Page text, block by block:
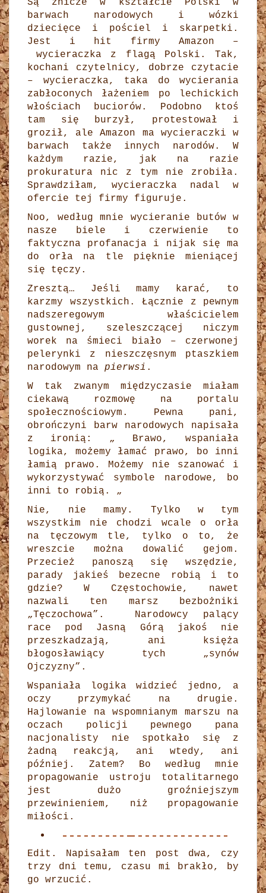
Są znicze w kształcie Polski w
barwach narodowych i wózki
dziecięce i pościel i skarpetki.
Jest i hit firmy Amazon –
wycieraczka z flagą Polski. Tak,
kochani czytelnicy, dobrze czytacie
– wycieraczka, taka do wycierania
zabłoconych łażeniem po lechickich
włościach buciorów. Podobno ktoś
tam się burzył, protestował i
groził, ale Amazon ma wycieraczki w
barwach także innych narodów. W
każdym razie, jak na razie
prokuratura nic z tym nie zrobiła.
Sprawdziłam, wycieraczka nadal w
ofercie tej firmy figuruje.
Noo, według mnie wycieranie butów w
nasze biele i czerwienie to
faktyczna profanacja i nijak się ma
do orła na tle pięknie mieniącej
się tęczy.
Zresztą… Jeśli mamy karać, to
karzmy wszystkich. Łącznie z pewnym
nadszeregowym właścicielem
gustownej, szeleszczącej niczym
worek na śmieci biało – czerwonej
pelerynki z nieszczęsnym ptaszkiem
narodowym na pierwsi .
W tak zwanym międzyczasie miałam
ciekawą rozmowę na portalu
społecznościowym. Pewna pani,
obrończyni barw narodowych napisała
z ironią: „ Brawo, wspaniała
logika, możemy łamać prawo, bo inni
łamią prawo. Możemy nie szanować i
wykorzystywać symbole narodowe, bo
inni to robią. „
Nie, nie mamy. Tylko w tym
wszystkim nie chodzi wcale o orła
na tęczowym tle, tylko o to, że
wreszcie można dowalić gejom.
Przecież panoszą się wszędzie,
parady jakieś bezecne robią i to
gdzie? W Częstochowie, nawet
nazwali ten marsz bezbożniki
„Tęczochowa”. Narodowcy palący
race pod Jasną Górą jakoś nie
przeszkadzają, ani księża
błogosławiący tych „synów
Ojczyzny”.
Wspaniała logika widzieć jedno, a
oczy przymykać na drugie.
Hajlowanie na wspomnianym marszu na
oczach policji pewnego pana
nacjonalisty nie spotkało się z
żadną reakcją, ani wtedy, ani
później. Zatem? Bo według mnie
propagowanie ustroju totalitarnego
jest dużo groźniejszym
przewinieniem, niż propagowanie
miłości.
– – – – – – – – – — – – – – – – – – – – – – –
Edit. Napisałam ten post dwa, czy
trzy dni temu, czasu mi brakło, by
go wrzucić.